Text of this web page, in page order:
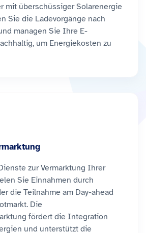
mit überschüssiger Solarenergie
Sie die Ladevorgänge nach
managen Sie Ihre E-
um Energiekosten zu
zur Vermarktung Ihrer
Sie Einnahmen durch
die Teilnahme am Day-ahead
Die
fördert die Integration
und unterstützt die